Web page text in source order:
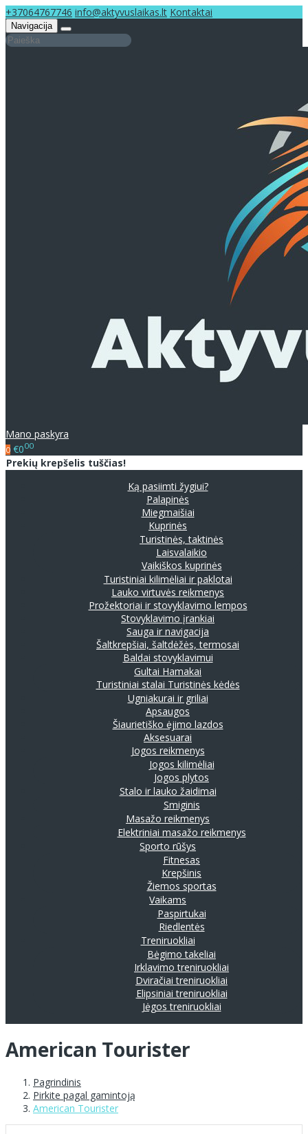
+37064767746 info@aktyvuslaikas.lt Kontaktai
Navigacija
Mano paskyra
0 €000
Prekių krepšelis tuščias!
Ką pasiimti žygiui?
Palapinės
Miegmaišiai
Kuprinės
Turistinės, taktinės
Laisvalaikio
Vaikiškos kuprinės
Turistiniai kilimėliai ir paklotai
Lauko virtuvės reikmenys
Prožektoriai ir stovyklavimo lempos
Stovyklavimo įrankiai
Sauga ir navigacija
Šaltkrepšiai, šaltdėžės, termosai
Baldai stovyklavimui
Gultai Hamakai
Turistiniai stalai Turistinės kėdės
Ugniakurai ir griliai
Apsaugos
Šiaurietiško ėjimo lazdos
Aksesuarai
Jogos reikmenys
Jogos kilimėliai
Jogos plytos
Stalo ir lauko žaidimai
Smiginis
Masažo reikmenys
Elektriniai masažo reikmenys
Sporto rūšys
Fitnesas
Krepšinis
Žiemos sportas
Vaikams
Paspirtukai
Riedlentės
Treniruokliai
Bėgimo takeliai
Irklavimo treniruokliai
Dviračiai treniruokliai
Elipsiniai treniruokliai
Jėgos treniruokliai
American Tourister
Pagrindinis
Pirkite pagal gamintoją
American Tourister